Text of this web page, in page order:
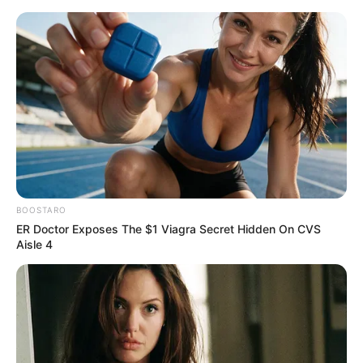
Zobacz pierwszy zwiastun „Iluzji 3”!
Nowe twarze i stare sztuczki!
Mateusz Zaczyk 30 kwietnia 2025 Aktualności
Zapowiadana od kilku lat trzecia część „
BOOSTARO
ER Doctor Exposes The $1 Viagra Secret Hidden On CVS
Aisle 4